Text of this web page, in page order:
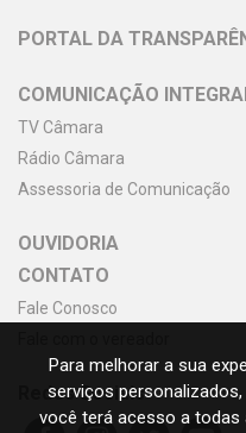
PORTAL DA
COMUNICAÇÃO
TV Câmara
Rádio Câmara
Assessoria de Comunicação
OUVIDORIA
CONTATO
Fale Conosco
Redes Sociais
Para melhorar a sua
serviços
você terá acesso a todas